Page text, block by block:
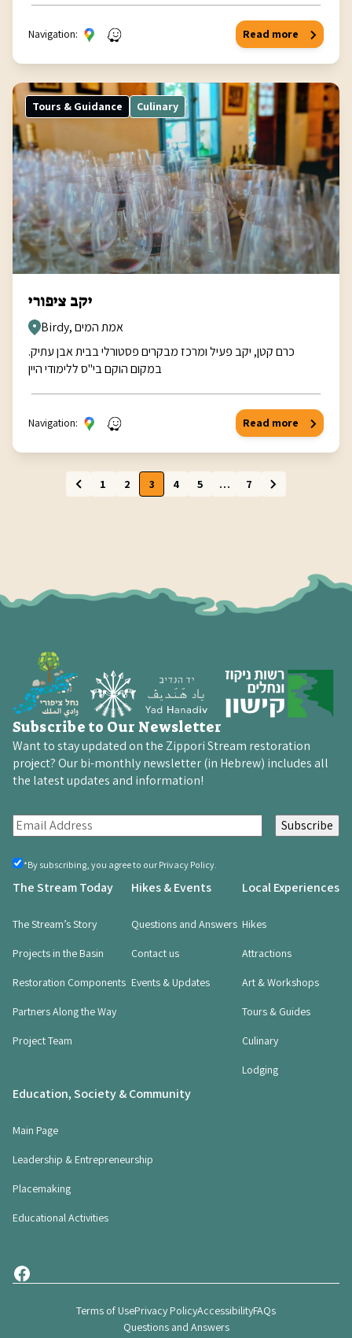
Navigation: Read more
Tours & Guidance Culinary
יקב ציפורי
Birdy, אמת המים
כרם קטן, יקב פעיל ומרכז מבקרים פסטורלי בבית אבן עתיק.
במקום הוקם בי"ס ללימודי היין
Navigation: Read more
1 2 3 4 5 … 7
Subscribe to Our Newsletter
Want to stay updated on the Zippori Stream restoration
project? Our bi-monthly newsletter (in Hebrew) includes all
the latest updates and information!
E
m
a
(
e
i
e
)
By
you
*By subscribing, you agree to our Privacy Policy.
The Stream Today
The Stream’s Story
Projects in the Basin
Restoration Components
Partners Along the Way
Project Team
Hikes & Events
Questions and Answers
Contact us
Events & Updates
Local Experiences
Hikes
Attractions
Art & Workshops
Tours & Guides
Culinary
Lodging
Education, Society & Community
Main Page
Leadership & Entrepreneurship
Placemaking
Educational Activities
Terms of UsePrivacy PolicyAccessibilityFAQs
Questions and Answers